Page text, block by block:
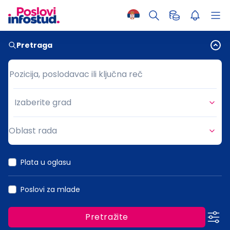
Pretraga
Pozicija, poslodavac ili ključna reč
Pozicija, poslodavac ili ključna reč
Grad
Izaberite grad
Oblast rada
Plata u oglasu
Poslovi za mlade
Pretražite